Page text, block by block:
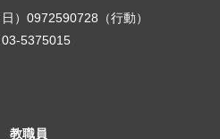
）0972590728（行動）
5375015
教職員